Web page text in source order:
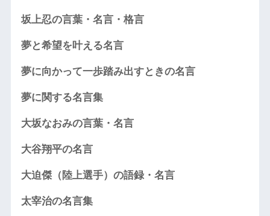
坂上忍の言葉・名言・格言
夢と希望を叶える名言
夢に向かって一歩踏み出すときの名言
夢に関する名言集
大坂なおみの言葉・名言
大谷翔平の名言
大迫傑（陸上選手）の語録・名言
太宰治の名言集